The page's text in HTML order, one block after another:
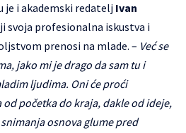
je i akademski redatelj Ivan
svoja profesionalna iskustva i
prenosi na mlade. – Već se
jako mi je drago da sam tu i
ljudima. Oni će proći
početka do kraja, dakle od ideje,
osnova glume pred